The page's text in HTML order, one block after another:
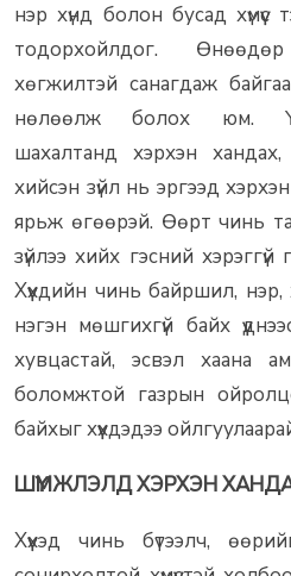
нэр хүнд болон бусад
тодорхойлдог.
хөгжилтэй санагдаж
нөлөөлж болох юм.
шахалтанд хэрхэн
хийсэн зүйл нь эргээд
ярьж өгөөрэй. Өөрт чинь
зүйлээ хийх гэсний
Хүүхдийн чинь байршил,
нэгэн мөшгихгүй байх
хувцастай, эсвэл хаана
боломжтой газрын
байхыг хүүхдэдээ
ШҮҮМЖЛЭЛД ХЭРХЭН
Хүүхэд чинь бүтээлч,